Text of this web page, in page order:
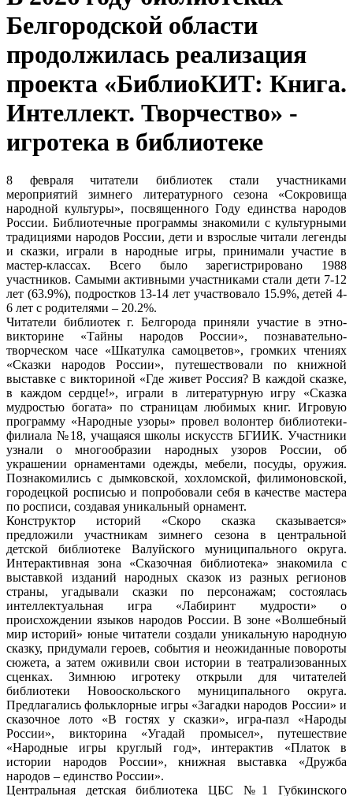
Белгородской области
продолжилась реализация
проекта «БиблиоКИТ: Книга.
Интеллект. Творчество» -
игротека в библиотеке
8 февраля читатели библиотек стали участниками
мероприятий зимнего литературного сезона «Сокровища
народной культуры», посвященного Году единства народов
России. Библиотечные программы знакомили с культурными
традициями народов России, дети и взрослые читали легенды
и сказки, играли в народные игры, принимали участие в
мастер-классах. Всего было зарегистрировано 1988
участников. Самыми активными участниками стали дети 7-12
лет (63.9%), подростков 13-14 лет участвовало 15.9%, детей 4-
6 лет с родителями – 20.2%.
Читатели библиотек г. Белгорода приняли участие в этно-
викторине «Тайны народов России», познавательно-
творческом часе «Шкатулка самоцветов», громких чтениях
«Сказки народов России», путешествовали по книжной
выставке с викториной «Где живет Россия? В каждой сказке,
в каждом сердце!», играли в литературную игру «Сказка
мудростью богата» по страницам любимых книг. Игровую
программу «Народные узоры» провел волонтер библиотеки-
филиала №18, учащаяся школы искусств БГИИК. Участники
узнали о многообразии народных узоров России, об
украшении орнаментами одежды, мебели, посуды, оружия.
Познакомились с дымковской, хохломской, филимоновской,
городецкой росписью и попробовали себя в качестве мастера
по росписи, создавая уникальный орнамент.
Конструктор историй «Скоро сказка сказывается»
предложили участникам зимнего сезона в центральной
детской библиотеке Валуйского муниципального округа.
Интерактивная зона «Сказочная библиотека» знакомила с
выставкой изданий народных сказок из разных регионов
страны, угадывали сказки по персонажам; состоялась
интеллектуальная игра «Лабиринт мудрости» о
происхождении языков народов России. В зоне «Волшебный
мир историй» юные читатели создали уникальную народную
сказку, придумали героев, события и неожиданные повороты
сюжета, а затем оживили свои истории в театрализованных
сценках. Зимнюю игротеку открыли для читателей
библиотеки Новооскольского муниципального округа.
Предлагались фольклорные игры «Загадки народов России» и
сказочное лото «В гостях у сказки», игра-пазл «Народы
России», викторина «Угадай промысел», путешествие
«Народные игры круглый год», интерактив «Платок в
истории народов России», книжная выставка «Дружба
народов – единство России».
Центральная детская библиотека ЦБС №1 Губкинского